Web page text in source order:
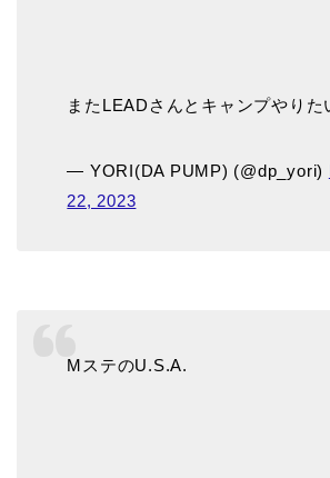
またLEADさんとキャンプやりた
— YORI(DA PUMP) (@dp_yori)
22, 2023
MステのU.S.A.